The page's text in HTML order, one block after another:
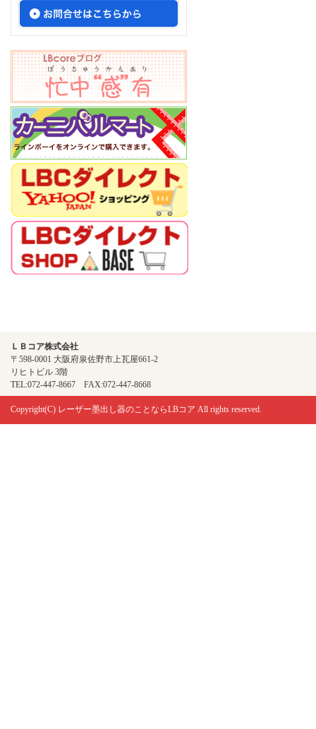
ＬＢコア株式会社
〒598-0001 大阪府泉佐野市上瓦屋661-2
リヒトビル 3階
TEL:072-447-8667 FAX:072-447-8668
Copyright(C) レーザー墨出し器のことならLBコア All rights reserved.